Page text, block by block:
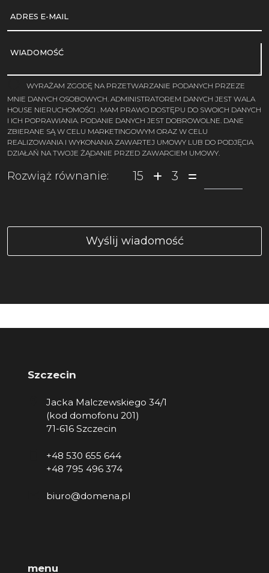
ADRES E-MAIL
WIADOMOŚĆ
WYRAŻAM ZGODĘ NA PRZETWARZANIE PODANYCH PRZEZE
MNIE DANYCH OSOBOWYCH. ADMINISTRATOREM DANYCH JEST WALA
HOUSE NIERUCHOMOŚCI . MAM PRAWO DOSTĘPU DO SWOICH DANYCH
I ICH POPRAWIANIA. PODANIE DANYCH JEST DOBROWOLNE. DANE
ZBIERANE SĄ W CELU MARKETINGOWYM ORAZ W CELU
REALIZOWANIA I WYKONANIA ZAWARTEJ UMOWY LUB DO PODJĘCIA
DZIAŁAŃ NA TWOJE ŻĄDANIE PRZED ZAWARCIEM UMOWY.
Rozwiąż równanie: 15 3
Szczecin
Jacka Malczewskiego 34/1
(kod domofonu 201)
71-616 Szczecin
+48 530 655 644
+48 795 496 374
biuro@domena.pl
menu